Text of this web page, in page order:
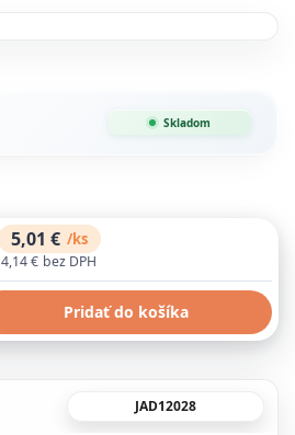
Skladom
5,01 € /ks
4,14 € bez DPH
Pridať do košíka
JAD12028